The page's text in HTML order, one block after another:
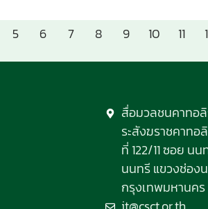
5 6 7 8 9 10 11
สื่อมวลชนคาทอ
ระสังฆราชคาทอ
ที่ 122/11 ซอย น
นนทรี แขวงช่อง
กรุงเทพมหานคร